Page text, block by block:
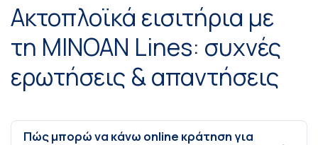
Ακτοπλοϊκά εισιτήρια με
τη MINOAN Lines: συχνές
ερωτήσεις & απαντήσεις
Πώς μπορώ να κάνω online κράτηση για